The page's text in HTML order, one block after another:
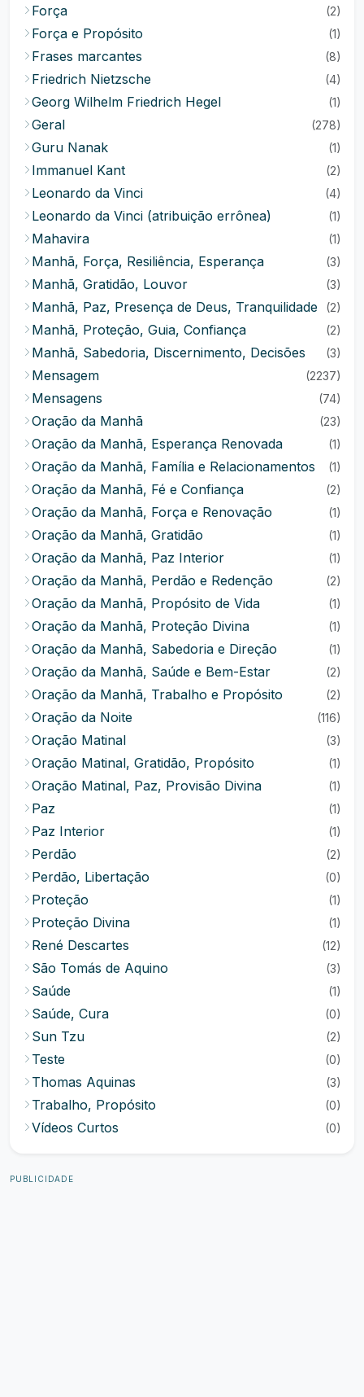
Força (2)
Força e Propósito (1)
Frases marcantes (8)
Friedrich Nietzsche (4)
Georg Wilhelm Friedrich Hegel (1)
Geral (278)
Guru Nanak (1)
Immanuel Kant (2)
Leonardo da Vinci (4)
Leonardo da Vinci (atribuição errônea) (1)
Mahavira (1)
Manhã, Força, Resiliência, Esperança (3)
Manhã, Gratidão, Louvor (3)
Manhã, Paz, Presença de Deus, Tranquilidade (2)
Manhã, Proteção, Guia, Confiança (2)
Manhã, Sabedoria, Discernimento, Decisões (3)
Mensagem (2237)
Mensagens (74)
Oração da Manhã (23)
Oração da Manhã, Esperança Renovada (1)
Oração da Manhã, Família e Relacionamentos (1)
Oração da Manhã, Fé e Confiança (2)
Oração da Manhã, Força e Renovação (1)
Oração da Manhã, Gratidão (1)
Oração da Manhã, Paz Interior (1)
Oração da Manhã, Perdão e Redenção (2)
Oração da Manhã, Propósito de Vida (1)
Oração da Manhã, Proteção Divina (1)
Oração da Manhã, Sabedoria e Direção (1)
Oração da Manhã, Saúde e Bem-Estar (2)
Oração da Manhã, Trabalho e Propósito (2)
Oração da Noite (116)
Oração Matinal (3)
Oração Matinal, Gratidão, Propósito (1)
Oração Matinal, Paz, Provisão Divina (1)
Paz (1)
Paz Interior (1)
Perdão (2)
Perdão, Libertação (0)
Proteção (1)
Proteção Divina (1)
René Descartes (12)
São Tomás de Aquino (3)
Saúde (1)
Saúde, Cura (0)
Sun Tzu (2)
Teste (0)
Thomas Aquinas (3)
Trabalho, Propósito (0)
Vídeos Curtos (0)
PUBLICIDADE